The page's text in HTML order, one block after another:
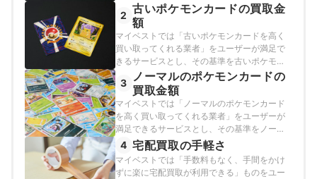
モンカードの買取価格がほかのポケモンカー
ド買取業者と比べて高いサービスと定めて以
下の方法で検証を行いました。
2 古いポケモンカードの買取金
額
マイベストでは「古いポケモンカードを高く
買い取ってくれる業者」をユーザーが満足で
きるサービスとし、その基準を古いポケモン
カードの買取価格がほかのポケモンカード買
取業者と比べて高いサービスと定めて以下の
方法で検証を行いました。
3 ノーマルのポケモンカードの
買取金額
マイベストでは「ノーマルのポケモンカード
を高く買い取ってくれる業者」をユーザーが
満足できるサービスとし、その基準をノーマ
ルのポケモンカードの買取価格がほかのポケ
モンカード買取業者と比べて高いサービスと
定めて以下の方法で検証を行いました。
4 宅配買取の手軽さ
マイベストでは「手数料もなく、手間をかけ
ずに楽に宅配買取が利用できる」ものをユー